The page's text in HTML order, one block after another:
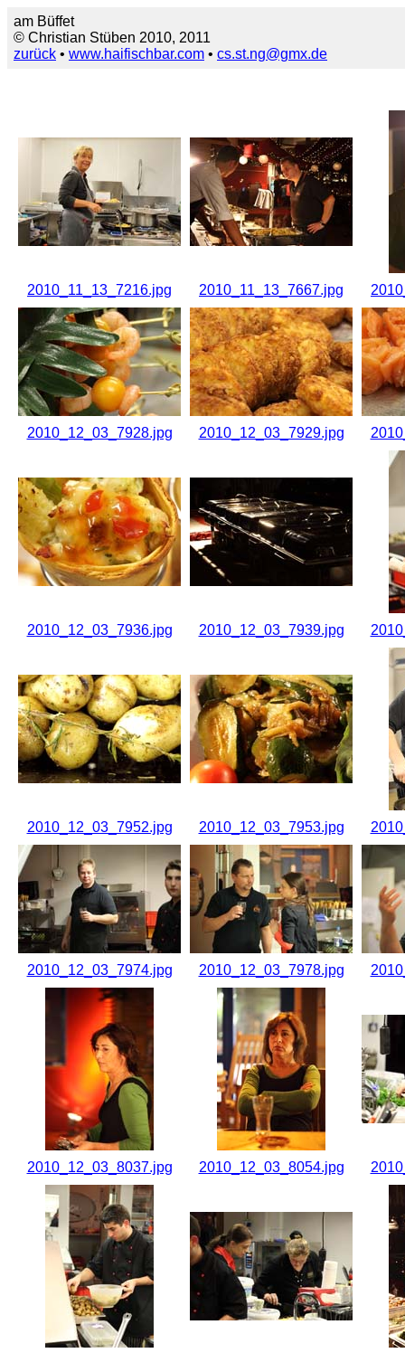
am Büffet
© Christian Stüben 2010, 2011
zurück • www.haifischbar.com • cs.st.ng@gmx.de
2010_11_13_7216.jpg 2010_11_13_7667.jpg
2010_12_03_7928.jpg 2010_12_03_7929.jpg
2010_12_03_7936.jpg 2010_12_03_7939.jpg
2010_12_03_7952.jpg 2010_12_03_7953.jpg
2010_12_03_7974.jpg 2010_12_03_7978.jpg
2010_12_03_8037.jpg 2010_12_03_8054.jpg